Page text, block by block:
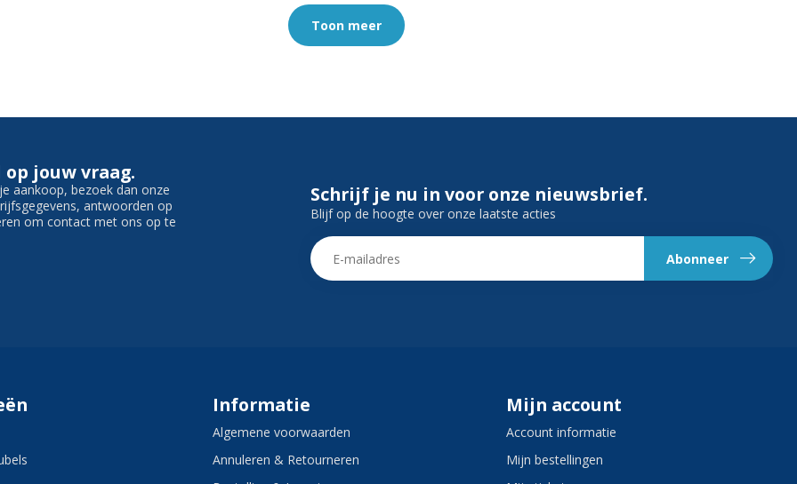
Toon meer
jouw vraag.
aankoop, bezoek dan onze
antwoorden op
om contact met ons op te
Schrijf je nu in voor onze nieuwsbrief.
Blijf op de hoogte over onze laatste acties
Abonneer
Informatie
Algemene voorwaarden
Annuleren & Retourneren
Mijn account
Account informatie
Mijn bestellingen